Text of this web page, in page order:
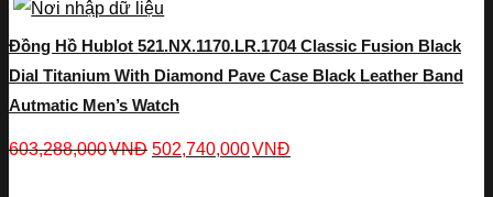
Đồng Hồ Hublot 521.NX.1170.LR.1704 Classic Fusion Black
Dial Titanium With Diamond Pave Case Black Leather Band
Autmatic Men’s Watch
603,288,000VNĐ 502,740,000VNĐ